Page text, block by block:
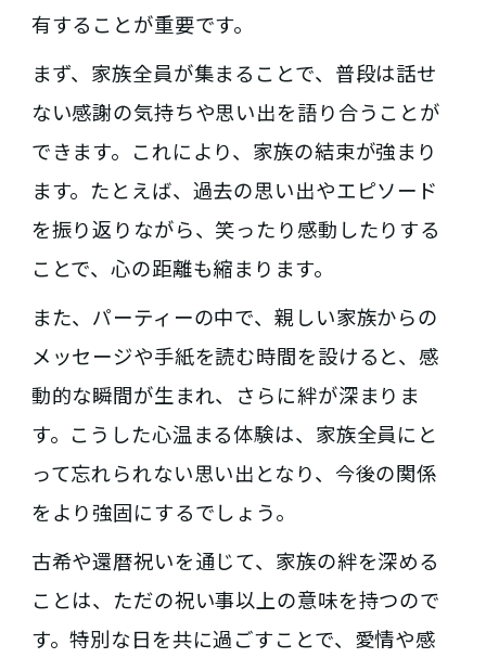
有することが重要です。
まず、家族全員が集まることで、普段は話せ
ない感謝の気持ちや思い出を語り合うことが
できます。これにより、家族の結束が強まり
ます。たとえば、過去の思い出やエピソード
を振り返りながら、笑ったり感動したりする
ことで、心の距離も縮まります。
また、パーティーの中で、親しい家族からの
メッセージや手紙を読む時間を設けると、感
動的な瞬間が生まれ、さらに絆が深まりま
す。こうした心温まる体験は、家族全員にと
って忘れられない思い出となり、今後の関係
をより強固にするでしょう。
古希や還暦祝いを通じて、家族の絆を深める
ことは、ただの祝い事以上の意味を持つので
す。特別な日を共に過ごすことで、愛情や感